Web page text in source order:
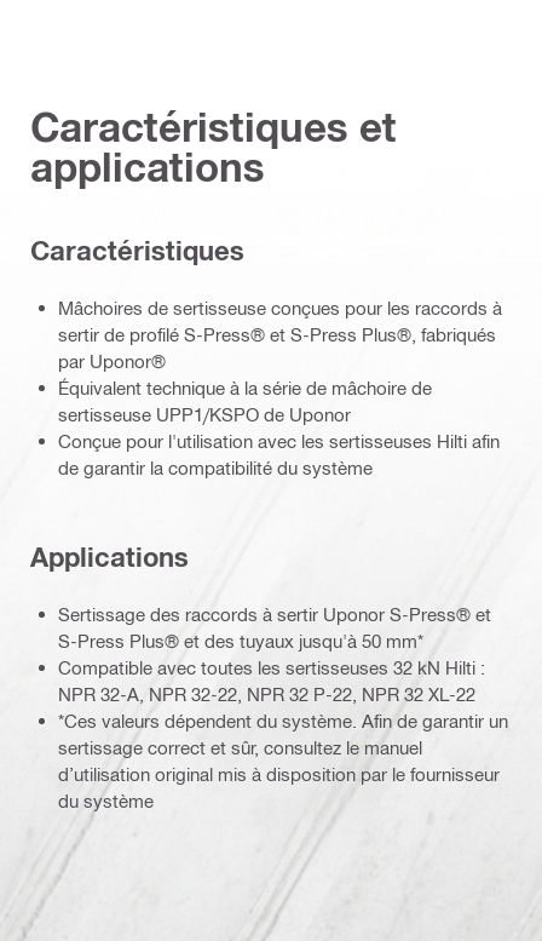
Caractéristiques et
applications
Caractéristiques
Mâchoires de sertisseuse conçues pour les raccords à
sertir de profilé S-Press® et S-Press Plus®, fabriqués
par Uponor®
Équivalent technique à la série de mâchoire de
sertisseuse UPP1/KSPO de Uponor
Conçue pour l'utilisation avec les sertisseuses Hilti afin
de garantir la compatibilité du système
Applications
Sertissage des raccords à sertir Uponor S-Press® et
S-Press Plus® et des tuyaux jusqu'à 50 mm*
Compatible avec toutes les sertisseuses 32 kN Hilti :
NPR 32-A, NPR 32-22, NPR 32 P-22, NPR 32 XL-22
*Ces valeurs dépendent du système. Afin de garantir un
sertissage correct et sûr, consultez le manuel
d’utilisation original mis à disposition par le fournisseur
du système